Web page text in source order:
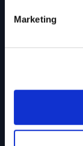
Marketing
Vi tilbyder
enten
unge og
formidler